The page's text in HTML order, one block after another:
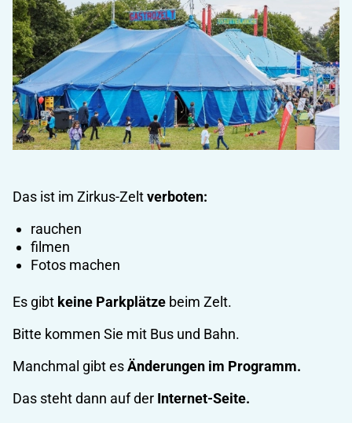
Das ist im Zirkus-Zeltverboten:
rauchen
filmen
Fotos machen
Es gibt keine Parkplätze beim Zelt.
Bitte kommen Sie mit Bus und Bahn.
Manchmal gibt esÄnderungen im Programm.
Das steht dann auf der Internet-Seite.